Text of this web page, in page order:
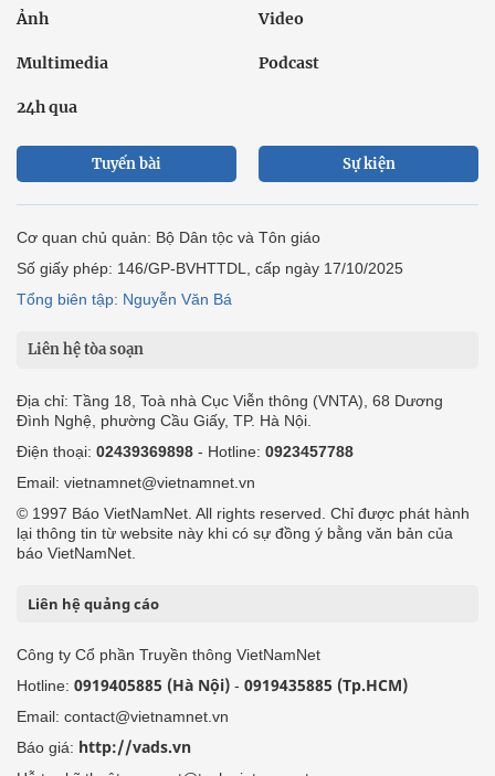
Ảnh Video
Multimedia Podcast
24h qua
Tuyến bài Sự kiện
Cơ quan chủ quản: Bộ Dân tộc và Tôn giáo
Số giấy phép: 146/GP-BVHTTDL, cấp ngày 17/10/2025
Tổng biên tập: Nguyễn Văn Bá
Liên hệ tòa soạn
Địa chỉ: Tầng 18, Toà nhà Cục Viễn thông (VNTA), 68 Dương
Đình Nghệ, phường Cầu Giấy, TP. Hà Nội.
Điện thoại: 02439369898 - Hotline: 0923457788
Email: vietnamnet@vietnamnet.vn
© 1997 Báo VietNamNet. All rights reserved. Chỉ được phát hành
lại thông tin từ website này khi có sự đồng ý bằng văn bản của
báo VietNamNet.
Liên hệ quảng cáo
Công ty Cổ phần Truyền thông VietNamNet
Hotline: 0919405885 (Hà Nội) - 0919435885 (Tp.HCM)
Email: contact@vietnamnet.vn
Báo giá: http://vads.vn